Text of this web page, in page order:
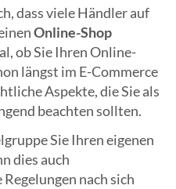
dass viele Händler auf
Online-Shop
ob Sie Ihren Online-
längst im E-Commerce
Aspekte, die Sie als
beachten sollten.
Sie Ihren eigenen
dies auch
nach sich